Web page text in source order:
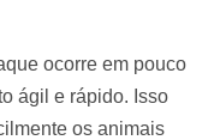
ocorre em pouco
ágil e rápido. Isso
os animais